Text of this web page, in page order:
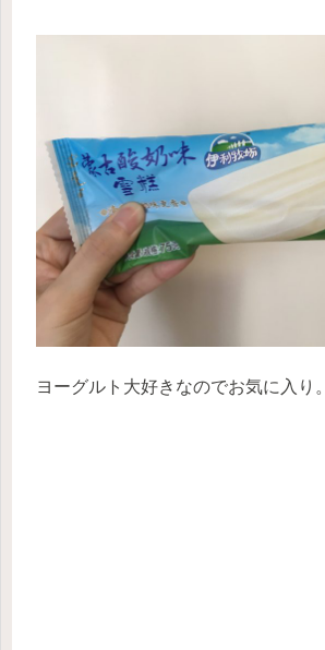
ヨーグルト大好きなのでお気に入り。